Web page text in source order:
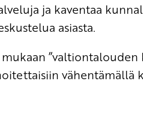
ja kaventaa
asiasta.
vähentämällä